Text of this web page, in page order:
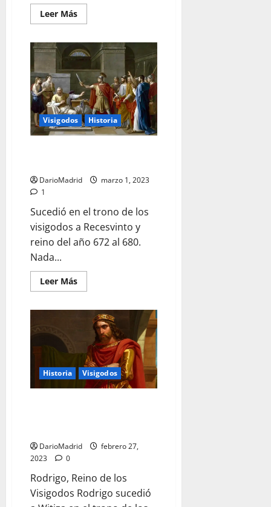
Leer MásLeer
más
Recaredo
logra
unión
religiosa
en
el
Reino
Visigodo
de
Spania
Visigodos Historia
DarioMadrid
marzo 1, 2023
1
Sucedió en el trono de los
visigodos a Recesvinto y
reino del año 672 al 680.
Nada...
Leer MásLeer
más
Wamba,
visigodo
que
no
quería
reinar
Historia Visigodos
DarioMadrid
febrero 27,
2023
0
Rodrigo, Reino de los
Visigodos Rodrigo sucedió